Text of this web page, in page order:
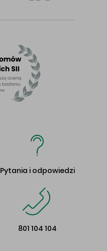
Pytania i odpowiedzi
801 104 104